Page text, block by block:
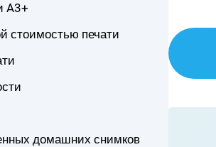
A3+
стоимостью печати
домашних снимков